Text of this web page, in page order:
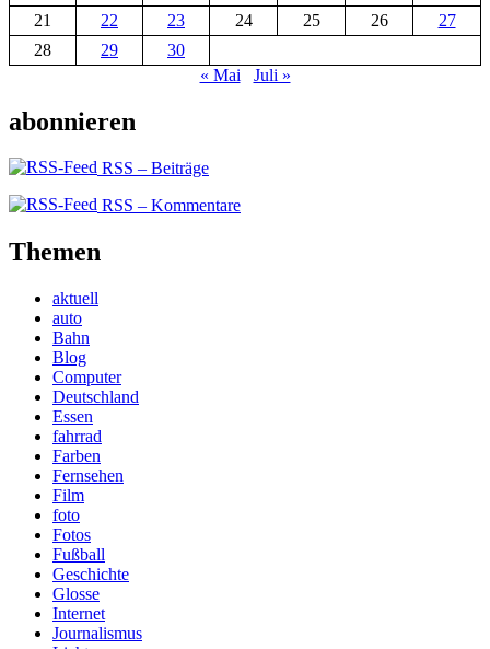
21
22 23 24 25 26
27
28
29
30
« Mai
Juli »
abonnieren
RSS – Beiträge
RSS – Kommentare
Themen
aktuell
auto
Bahn
Blog
Computer
Deutschland
Essen
fahrrad
Farben
Fernsehen
Film
foto
Fotos
Fußball
Geschichte
Glosse
Internet
Journalismus